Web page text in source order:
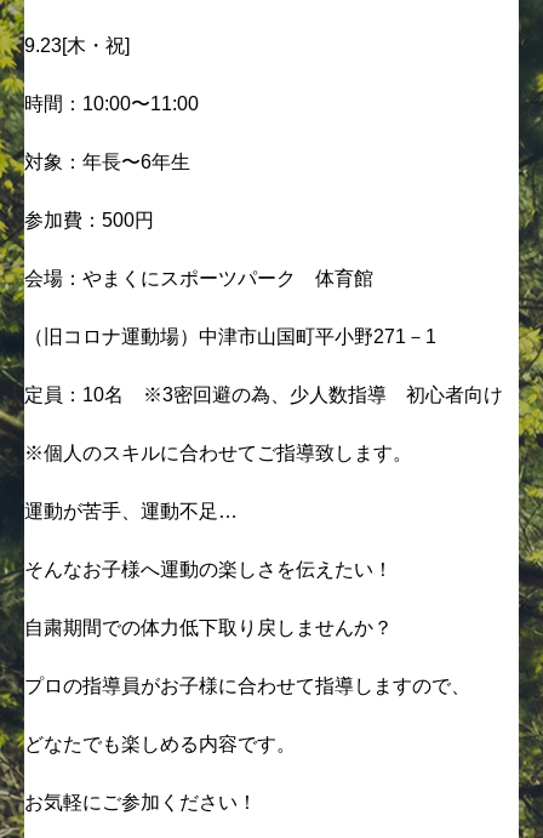
9.23[木・祝]
時間：10:00〜11:00
対象：年長〜6年生
参加費：500円
会場：やまくにスポーツパーク 体育館
（旧コロナ運動場）中津市山国町平小野271－1
定員：10名 ※3密回避の為、少人数指導 初心者向け
※個人のスキルに合わせてご指導致します。
運動が苦手、運動不足…
そんなお子様へ運動の楽しさを伝えたい！
自粛期間での体力低下取り戻しませんか？
プロの指導員がお子様に合わせて指導しますので、
どなたでも楽しめる内容です。
お気軽にご参加ください！